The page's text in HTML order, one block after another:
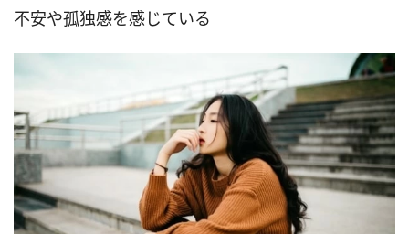
不安や孤独感を感じている